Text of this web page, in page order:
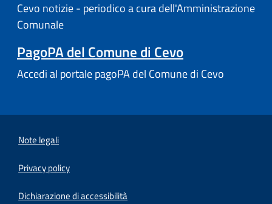
Cevo notizie - periodico a cura dell'Amministrazione
Comunale
PagoPA del Comune di Cevo
Accedi al portale pagoPA del Comune di Cevo
Note legali
Privacy policy
Dichiarazione di accessibilità